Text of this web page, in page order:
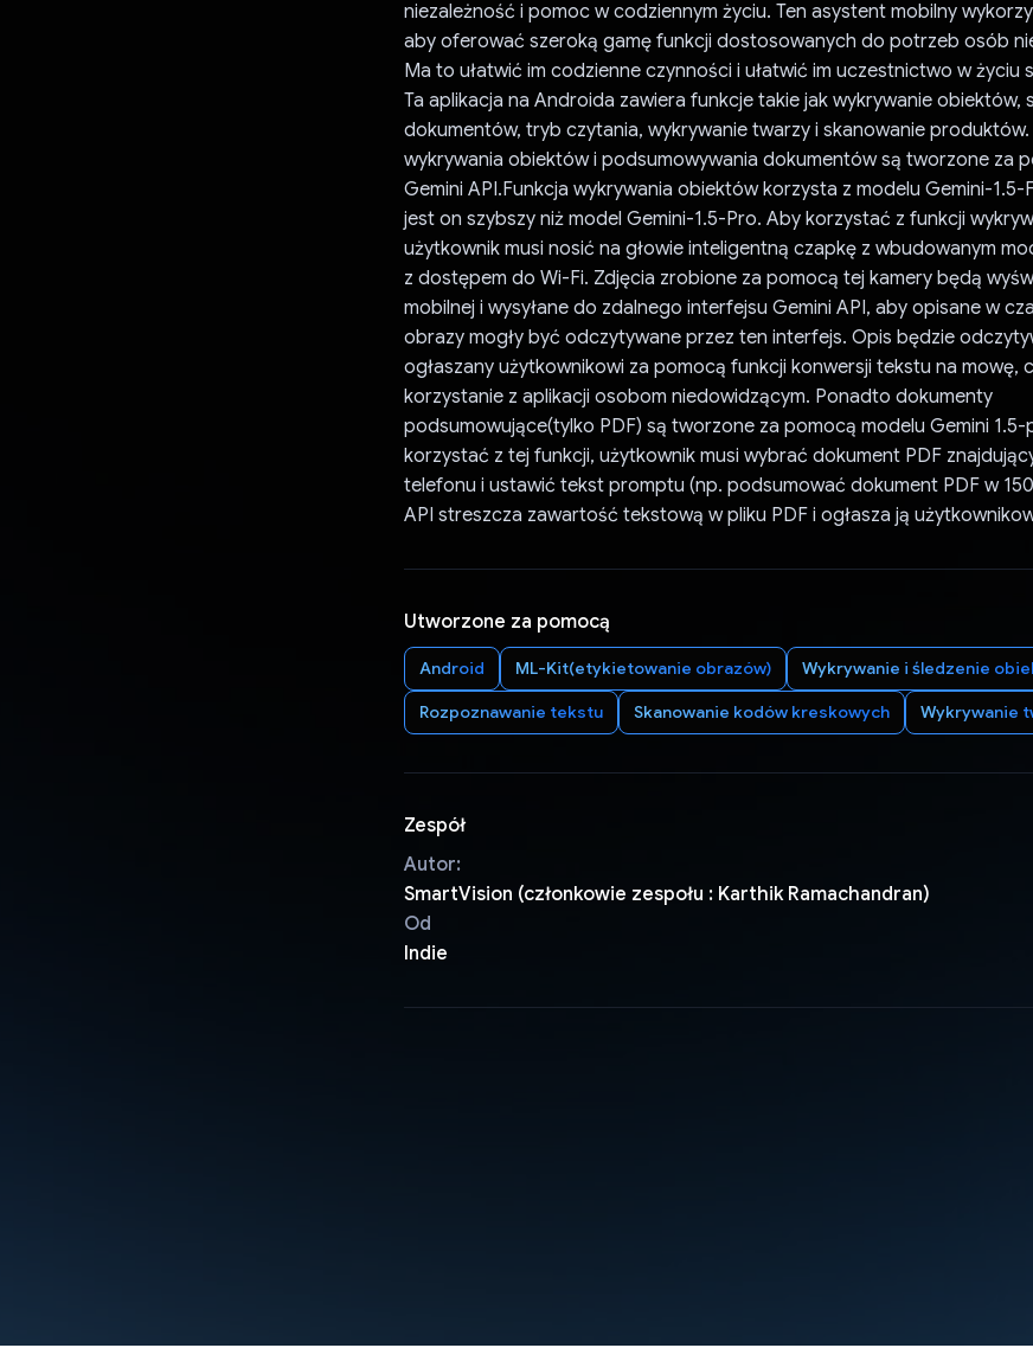
niezależność i pomoc w codziennym życiu. Ten asystent mobilny
aby oferować szeroką gamę funkcji dostosowanych do potrzeb osób
Ma to ułatwić im codzienne czynności i ułatwić im uczestnictwo w życiu
Ta aplikacja na Androida zawiera funkcje takie jak wykrywanie obiektów,
dokumentów, tryb czytania, wykrywanie twarzy i skanowanie produktów.
wykrywania obiektów i podsumowywania dokumentów są tworzone za
Gemini API.Funkcja wykrywania obiektów korzysta z modelu Gemini-1.5-
jest on szybszy niż model Gemini-1.5-Pro. Aby korzystać z funkcji
użytkownik musi nosić na głowie inteligentną czapkę z wbudowanym
z dostępem do Wi-Fi. Zdjęcia zrobione za pomocą tej kamery będą
mobilnej i wysyłane do zdalnego interfejsu Gemini API, aby opisane w
obrazy mogły być odczytywane przez ten interfejs. Opis będzie
ogłaszany użytkownikowi za pomocą funkcji konwersji tekstu na mowę,
korzystanie z aplikacji osobom niedowidzącym. Ponadto dokumenty
podsumowujące(tylko PDF) są tworzone za pomocą modelu Gemini
korzystać z tej funkcji, użytkownik musi wybrać dokument PDF
telefonu i ustawić tekst promptu (np. podsumować dokument PDF w 150
API streszcza zawartość tekstową w pliku PDF i ogłasza ją
Utworzone za pomocą
Android ML-Kit(etykietowanie obrazów) Wykrywanie i śledzenie
Rozpoznawanie tekstu Skanowanie kodów kreskowych Wykrywanie
Zespół
Autor:
SmartVision (członkowie zespołu : Karthik Ramachandran)
Od
Indie